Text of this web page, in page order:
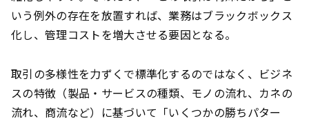
いう例外の存在を放置すれば、業務はブラックボックス
化し、管理コストを増大させる要因となる。
取引の多様性を力ずくで標準化するのではなく、ビジネ
スの特徴（製品・サービスの種類、モノの流れ、カネの
流れ、商流など）に基づいて「いくつかの勝ちパター